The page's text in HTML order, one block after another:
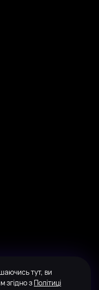
тут, ви
згідно з Політиці